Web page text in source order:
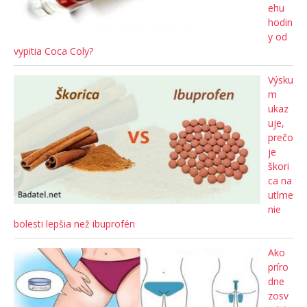
ehu
hodin
y od
vypitia Coca Coly?
Výsku
m
ukaz
uje,
prečo
je
škori
ca na
utlme
nie
bolesti lepšia než ibuprofén
Ako
príro
dne
zosv